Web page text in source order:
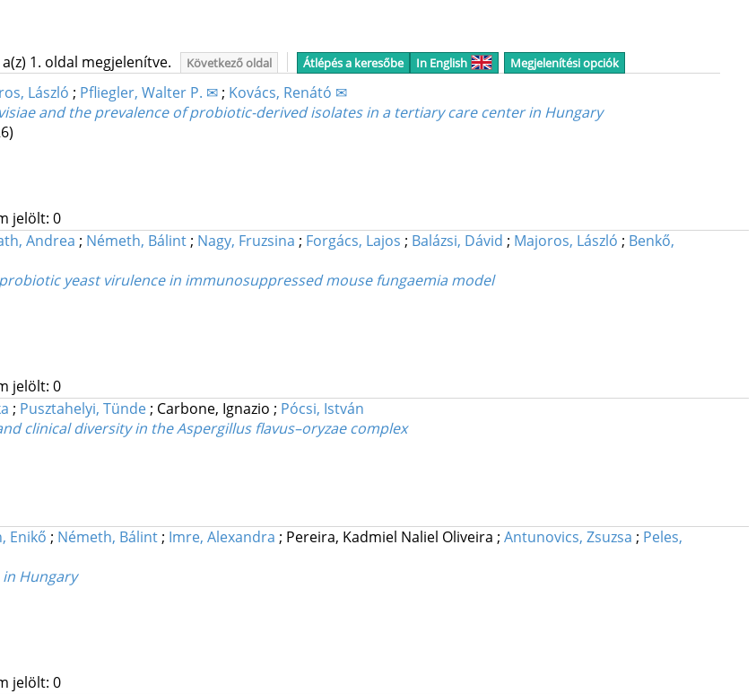
1. oldal megjelenítve. Következő oldal Átlépés a keresőbe In English Megjelenítési opciók
László ; Pfliegler, Walter P. ✉; Kovács, Renátó ✉
and the prevalence of probiotic-derived isolates in a tertiary care center in Hungary
jelölt: 0
Andrea ; Németh, Bálint; Nagy, Fruzsina ; Forgács, Lajos ; Balázsi, Dávid ; Majoros, László ; Benkő,
yeast virulence in immunosuppressed mouse fungaemia model
jelölt: 0
; Pusztahelyi, Tünde; Carbone, Ignazio ; Pócsi, István
clinical diversity in the Aspergillus flavus–oryzae complex
Enikő ; Németh, Bálint; Imre, Alexandra ; Pereira, Kadmiel Naliel Oliveira ; Antunovics, Zsuzsa ; Peles,
Hungary
jelölt: 0